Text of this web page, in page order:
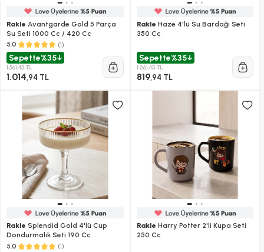
Rakle Avantgarde Gold 5 Parça
Su Seti 1000 Cc / 420 Cc
5.0 (1)
Sepette%35
1.561,45 TL
1.014,94 TL
Rakle Haze 4'lü Su Bardağı Seti
350 Cc
Sepette%35
1.261,45 TL
819,94 TL
Rakle Splendid Gold 4'lü Cup
Dondurmalık Seti 190 Cc
5.0 (1)
Rakle Harry Potter 2'li Kupa Seti
250 Cc